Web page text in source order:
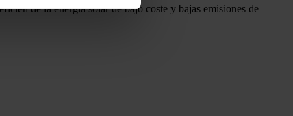
haya proporcionado o
de la energía solar de bajo coste y bajas emisiones de